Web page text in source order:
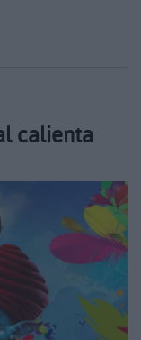
calienta